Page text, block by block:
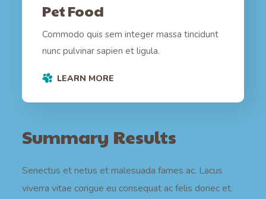
Pet Food
Commodo quis sem integer massa tincidunt
nunc pulvinar sapien et ligula.
LEARN MORE
Summary Results
Senectus et netus et malesuada fames ac. Lacus
viverra vitae congue eu consequat ac felis donec et.